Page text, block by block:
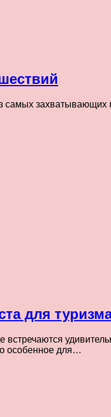
для
особенное для…